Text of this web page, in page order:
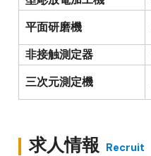
平面研磨機
非接触測定器
三次元測定機
求人情報 Recruit